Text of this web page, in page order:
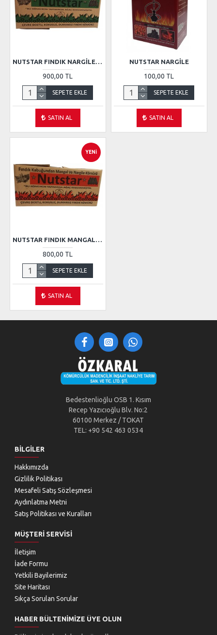
900,00 TL
SEPETE EKLE
SATIN AL
NUTSTAR NARGILE
100,00 TL
SEPETE EKLE
SATIN AL
YENI
800,00 TL
SEPETE EKLE
SATIN AL
Bedestenlioğlu OSB 1. Kısım
Recep Yazıcıoğlu Blv. No:2
60100 Merkez / TOKAT
TEL: +90 542 463 0534
BILGILER
Hakkımızda
Gizlilik Politikası
Mesafeli Satış Sözleşmesi
Aydınlatma Metni
Satış Politikası ve Kuralları
MÜŞTERI SERVISI
İletişim
İade Formu
Yetkili Bayilerimiz
Site Haritası
Sıkça Sorulan Sorular
HABER BÜLTENIMIZE ÜYE OLUN